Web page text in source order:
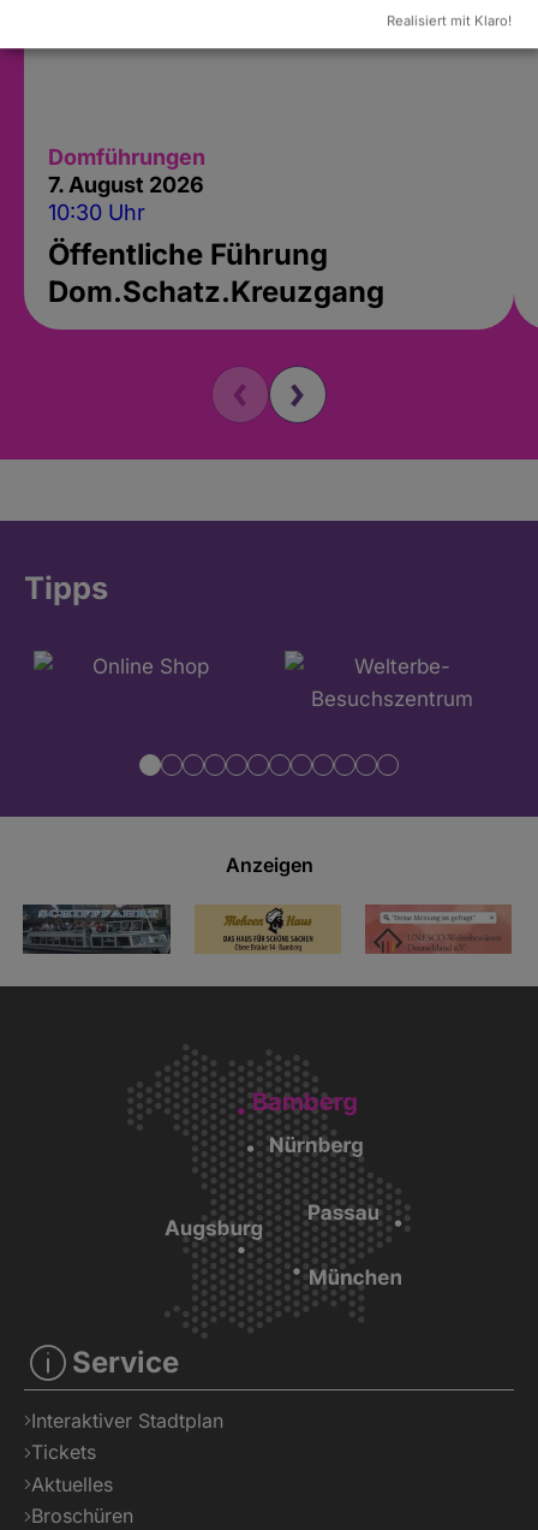
Domführungen
7. August 2026
10:30 Uhr
Öffentliche Führung
Dom.Schatz.Kreuzgang
Tipps
Anzeigen
Service
Interaktiver Stadtplan
Tickets
Aktuelles
Broschüren
Realisiert mit Klaro!